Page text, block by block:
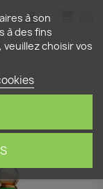

à son
à des fins
choisir vos